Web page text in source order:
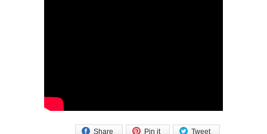
Tweet
Pin it
Share